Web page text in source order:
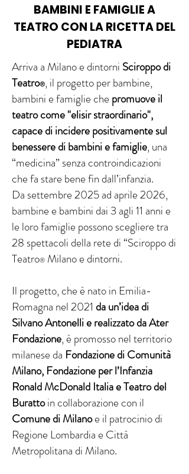
BAMBINI E FAMIGLIE A
TEATRO CON LA RICETTA DEL
PEDIATRA
Arriva a Milano e dintorni Sciroppo di
Teatro®, il progetto per bambine,
bambini e famiglie che promuove il
teatro come "elisir straordinario",
capace di incidere positivamente sul
benessere di bambini e famiglie, una
“medicina” senza controindicazioni
che fa stare bene fin dall’infanzia.
Da settembre 2025 ad aprile 2026,
bambine e bambini dai 3 agli 11 anni e
le loro famiglie possono scegliere tra
28 spettacoli della rete di “Sciroppo di
Teatro® Milano e dintorni.
Il progetto, che è nato in Emilia-
Romagna nel 2021 da un’idea di
Silvano Antonelli e realizzato da Ater
Fondazione, è promosso nel territorio
milanese da Fondazione di Comunità
Milano, Fondazione per l’Infanzia
Ronald McDonald Italia e Teatro del
Burattoin collaborazione con il
Comune di Milanoe il patrocinio di
Regione Lombardia e Città
Metropolitana di Milano.